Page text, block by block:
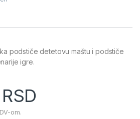
podstiče detetovu maštu i podstiče
igre.
RSD
om.